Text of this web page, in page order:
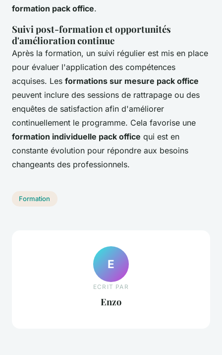
formation pack office.
Suivi post-formation et opportunités
d'amélioration continue
Après la formation, un suivi régulier est mis en place
pour évaluer l'application des compétences
acquises. Les formations sur mesure pack office
peuvent inclure des sessions de rattrapage ou des
enquêtes de satisfaction afin d'améliorer
continuellement le programme. Cela favorise une
formation individuelle pack office qui est en
constante évolution pour répondre aux besoins
changeants des professionnels.
Formation
E
ECRIT PAR
Enzo